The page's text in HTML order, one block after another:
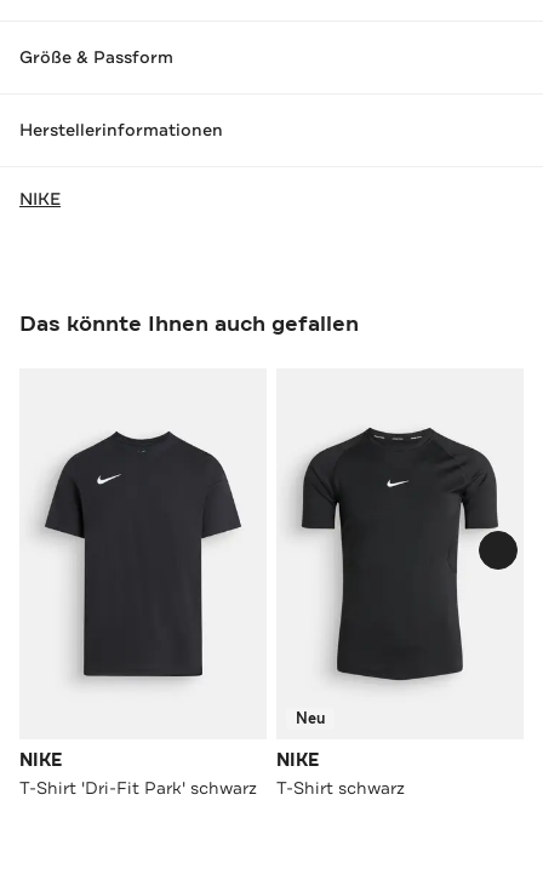
Größe & Passform
Herstellerinformationen
NIKE
Das könnte Ihnen auch gefallen
NIKE
T-Shirt 'Dri-Fit Park' schwarz
Neu
NIKE
T-Shirt schwarz